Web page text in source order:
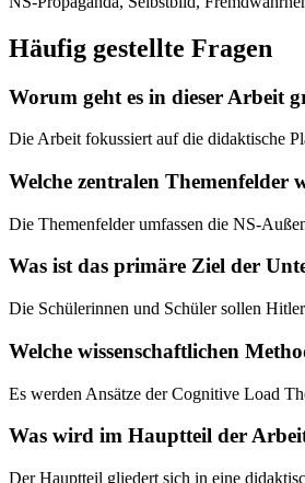
Häufig gestellte Fragen
Worum geht es in dieser Arbeit
Die Arbeit fokussiert auf die didaktische
Welche zentralen Themenfelder
Die Themenfelder umfassen die NS-
Was ist das primäre Ziel der
Die Schülerinnen und Schüler sollen
Welche wissenschaftlichen
Es werden Ansätze der Cognitive Load
Was wird im Hauptteil der
Der Hauptteil gliedert sich in eine